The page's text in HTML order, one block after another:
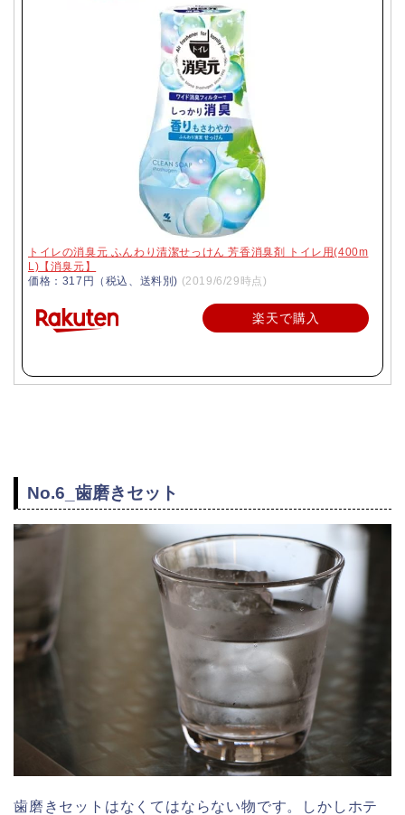
トイレの消臭元 ふんわり清潔せっけん 芳香消臭剤 トイレ用(400m
L)【消臭元】
価格：317円（税込、送料別) (2019/6/29時点)
楽天で購入
No.6_歯磨きセット
歯磨きセットはなくてはならない物です。しかしホテ